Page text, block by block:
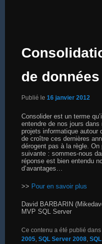
de
Publié le 16 janvier 2012
Consolider est un terme
entendre de nos jours
projets informatique autour
de croître ces dernières
dérogent pas à la règle.
suivante : sommes-nous
réponse est bien entendu
d’avantages…
>> Pour en savoir plus
David BARBARIN
MVP SQL Server
Ce contenu a été publié dans
2005, SQL Server 2008,